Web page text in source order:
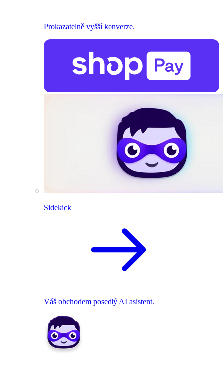
Prokazatelně vyšší konverze.
Sidekick
Váš obchodem posedlý AI asistent.